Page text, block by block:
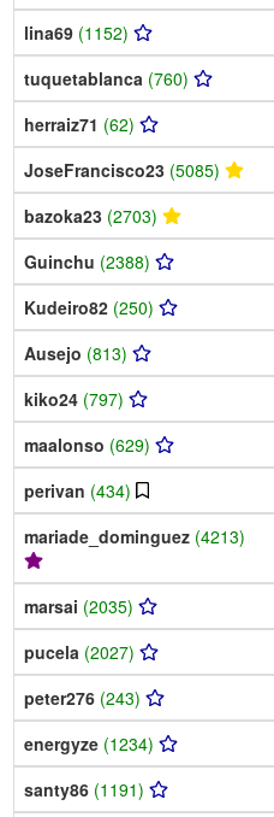
lina69 (1152)
tuquetablanca (760)
herraiz71 (62)
JoseFrancisco23 (5085)
bazoka23 (2703)
Guinchu (2388)
Kudeiro82 (250)
Ausejo (813)
kiko24 (797)
maalonso (629)
perivan (434)
mariade_dominguez (4213)
marsai (2035)
pucela (2027)
peter276 (243)
energyze (1234)
santy86 (1191)